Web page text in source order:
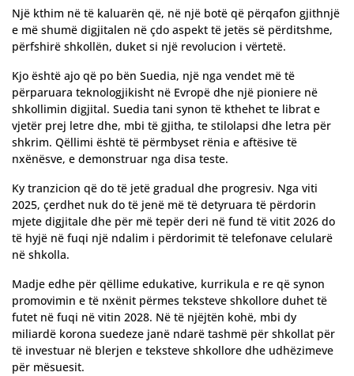
Një kthim në të kaluarën që, në një botë që përqafon gjithnjë
e më shumë digjitalen në çdo aspekt të jetës së përditshme,
përfshirë shkollën, duket si një revolucion i vërtetë.
Kjo është ajo që po bën Suedia, një nga vendet më të
përparuara teknologjikisht në Evropë dhe një pioniere në
shkollimin digjital. Suedia tani synon të kthehet te librat e
vjetër prej letre dhe, mbi të gjitha, te stilolapsi dhe letra për
shkrim. Qëllimi është të përmbyset rënia e aftësive të
nxënësve, e demonstruar nga disa teste.
Ky tranzicion që do të jetë gradual dhe progresiv. Nga viti
2025, çerdhet nuk do të jenë më të detyruara të përdorin
mjete digjitale dhe për më tepër deri në fund të vitit 2026 do
të hyjë në fuqi një ndalim i përdorimit të telefonave celularë
në shkolla.
Madje edhe për qëllime edukative, kurrikula e re që synon
promovimin e të nxënit përmes teksteve shkollore duhet të
futet në fuqi në vitin 2028. Në të njëjtën kohë, mbi dy
miliardë korona suedeze janë ndarë tashmë për shkollat për
të investuar në blerjen e teksteve shkollore dhe udhëzimeve
për mësuesit.